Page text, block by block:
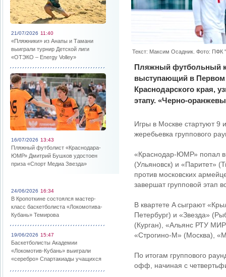
21/07/2026 11:40
«Пляжники» из Анапы и Тамани
выиграли турнир Детской лиги
«ОТЭКО – Energy Volley»
16/07/2026 13:43
Пляжный футболист «Краснодара-
ЮМР» Дмитрий Бушков удостоен
приза «Спорт Медиа Звезда»
24/06/2026 16:34
В Кропоткине состоялся мастер-
класс баскетболиста «Локомотива-
Кубань» Темирова
19/06/2026 15:47
Баскетболисты Академии
«Локомотив-Кубань» выиграли
«серебро» Спартакиады учащихся
Текст: Максим Осадник. Фото:
Пляжный футбольный
выступающий в Первом
Краснодарского края,
этапу. «Черно-
Игры в Москве стартуют
жеребьевка группового
«Краснодар-ЮМР» попал в
(Ульяновск) и «Паритет»
против московских
завершат групповой этап
В квартете A сыграют
Петербург) и «Звезда»
(Курган), «Альянс РТУ
«Строгино-М» (Москва),
По итогам группового
офф, начиная с